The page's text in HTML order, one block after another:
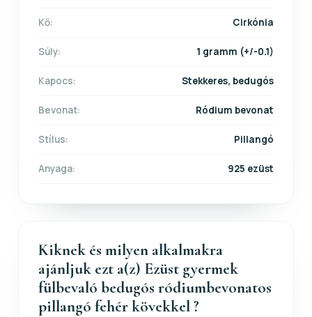
Kő: Cirkónia
Súly: 1 gramm (+/-0.1)
Kapocs: Stekkeres, bedugós
Bevonat: Ródium bevonat
Stílus: Pillangó
Anyaga: 925 ezüst
Kiknek és milyen alkalmakra
ajánljuk ezt a(z) Ezüst gyermek
fülbevaló bedugós ródiumbevonatos
pillangó fehér kövekkel ?